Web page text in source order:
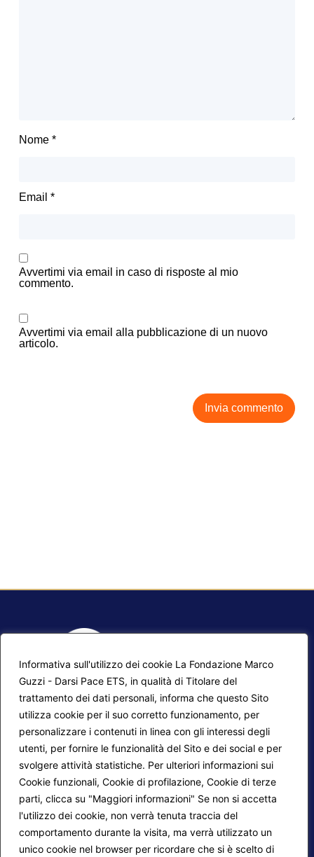
Informativa sull'utilizzo dei cookie La Fondazione Marco
Guzzi - Darsi Pace ETS, in qualità di Titolare del
trattamento dei dati personali, informa che questo Sito
utilizza cookie per il suo corretto funzionamento, per
personalizzare i contenuti in linea con gli interessi degli
utenti, per fornire le funzionalità del Sito e dei social e per
svolgere attività statistiche. Per ulteriori informazioni sui
Cookie funzionali, Cookie di profilazione, Cookie di terze
parti, clicca su "Maggiori informazioni" Se non si accetta
l'utilizzo dei cookie, non verrà tenuta traccia del
comportamento durante la visita, ma verrà utilizzato un
unico cookie nel browser per ricordare che si è scelto di
Nome *
Email *
Avvertimi via email in caso di risposte al mio
commento.
Avvertimi via email alla pubblicazione di un nuovo
articolo.
Mappa del sito
Progetti Darsi Pace
Login redattori
Contatti
Calendario corsi
Privacy Policy
Cookie Policy
Seguici su: